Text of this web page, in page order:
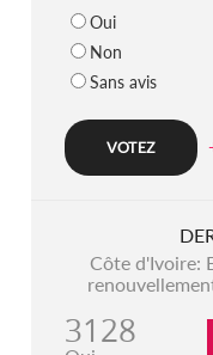
Oui
Non
Sans avis
Côte d'Ivoire:
3128